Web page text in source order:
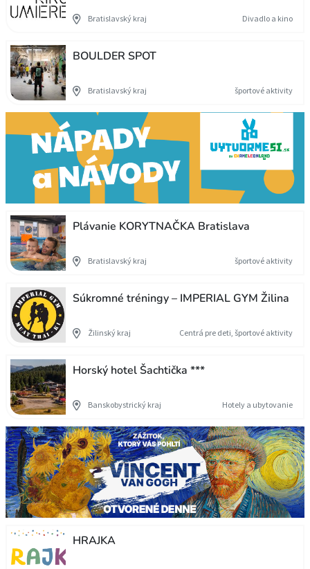
Bratislavský kraj Divadlo a kino
BOULDER SPOT
Bratislavský kraj športové aktivity
Plávanie KORYTNAČKA Bratislava
Bratislavský kraj športové aktivity
Súkromné tréningy – IMPERIAL GYM Žilina
Žilinský kraj Centrá pre deti, športové aktivity
Horský hotel Šachtička ***
Banskobystrický kraj Hotely a ubytovanie
HRAJKA